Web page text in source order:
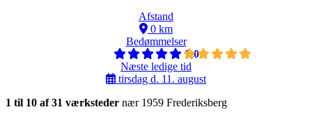
Afstand
0 km
Bedømmelser
5,0
Næste ledige tid
tirsdag d. 11. august
1 til 10 af 31 værksteder nær 1959 Frederiksberg